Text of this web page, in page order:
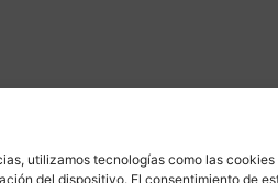
utilizamos tecnologías como las cookies
del dispositivo. El consentimiento de